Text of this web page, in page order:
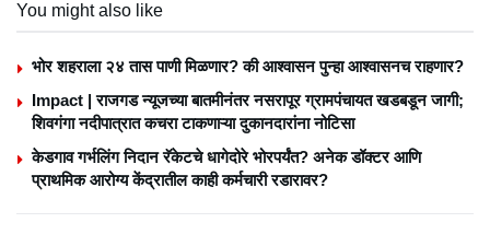
You might also like
भोर शहराला २४ तास पाणी मिळणार? की आश्वासन पुन्हा आश्वासनच राहणार?
Impact | राजगड न्यूजच्या बातमीनंतर नसरापूर ग्रामपंचायत खडबडून जागी;
शिवगंगा नदीपात्रात कचरा टाकणाऱ्या दुकानदारांना नोटिसा
केडगाव गर्भलिंग निदान रॅकेटचे धागेदोरे भोरपर्यंत? अनेक डॉक्टर आणि
प्राथमिक आरोग्य केंद्रातील काही कर्मचारी रडारावर?